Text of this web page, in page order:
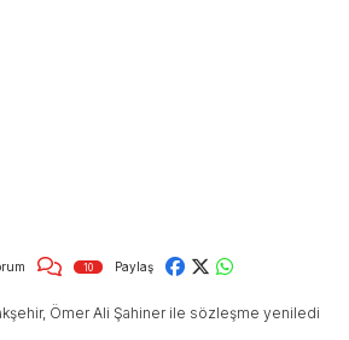
10 Paylaş
Ömer Ali Şahiner ile sözleşme yeniledi